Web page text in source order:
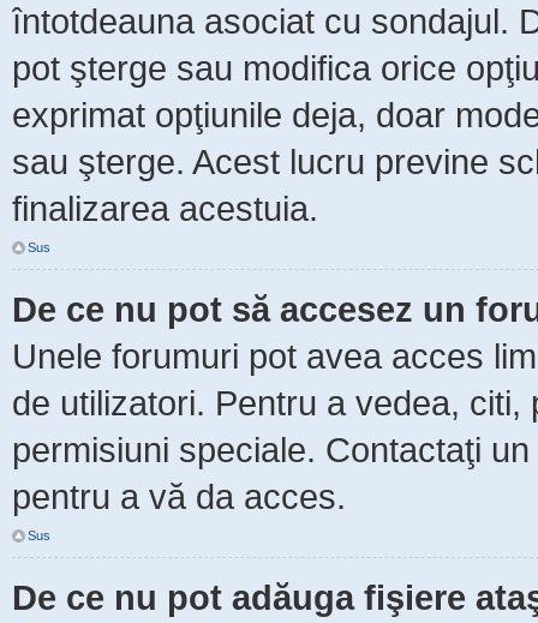
întotdeauna asociat cu sondajul.
pot şterge sau modifica orice
exprimat opţiunile deja, doar
sau şterge. Acest lucru previne
finalizarea acestuia.
Sus
De ce nu pot să accesez un
Unele forumuri pot avea acces
de utilizatori. Pentru a vedea,
permisiuni speciale. Contactaţi
pentru a vă da acces.
Sus
De ce nu pot adăuga fişiere